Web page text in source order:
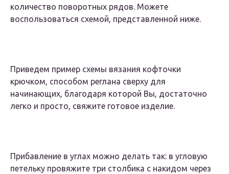
количество поворотных рядов. Можете
воспользоваться схемой, представленной ниже.
Приведем пример схемы вязания кофточки
крючком, способом реглана сверху для
начинающих, благодаря которой Вы, достаточно
легко и просто, свяжите готовое изделие.
Прибавление в углах можно делать так: в угловую
петельку провяжите три столбика с накидом через